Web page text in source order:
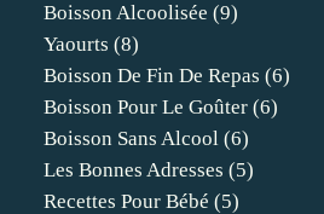
Boisson Alcoolisée (9)
Yaourts (8)
Boisson De Fin De Repas (6)
Boisson Pour Le Goûter (6)
Boisson Sans Alcool (6)
Les Bonnes Adresses (5)
Recettes Pour Bébé (5)